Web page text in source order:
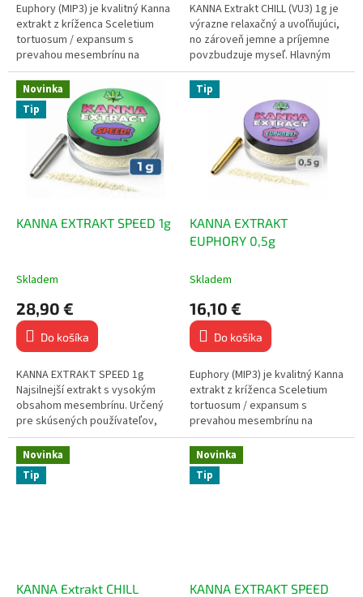
Euphory (MIP3) je kvalitný Kanna
extrakt z kríženca Sceletium
tortuosum / expansum s
prevahou mesembrínu na
manitolovom substráte. Ponúka
vyváženú kombináciu
upokojujúcich a...
KANNA Extrakt CHILL (VU3) 1g je
výrazne relaxačný a uvoľňujúci,
no zároveň jemne a príjemne
povzbudzuje myseľ. Hlavným
účinkom je pocit pokoja,
pohody a ľahkej eufórie.
Novinka
Tip
KANNA EXTRAKT SPEED 1g
Skladem
28,90 €
Do košíka
KANNA EXTRAKT SPEED 1g
Najsilnejší extrakt s vysokým
obsahom mesembrínu. Určený
pre skúsených používateľov,
ktorí hľadajú maximálnu
stimuláciu, sústredenie a výkon.
Podobne ako...
Tip
KANNA EXTRAKT
EUPHORY 0,5g
Skladem
16,10 €
Do košíka
Euphory (MIP3) je kvalitný Kanna
extrakt z kríženca Sceletium
tortuosum / expansum s
prevahou mesembrínu na
manitolovom substráte. Ponúka
vyváženú kombináciu
upokojujúcich a...
Novinka
Tip
KANNA Extrakt CHILL
Novinka
Tip
KANNA EXTRAKT SPEED